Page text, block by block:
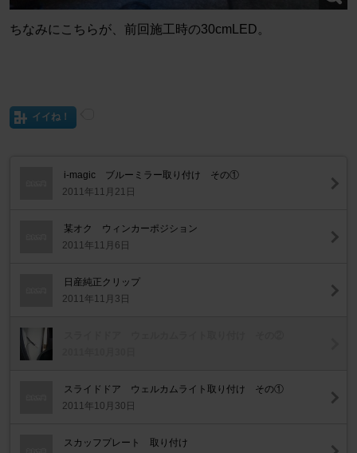
ちなみにこちらが、前回施工時の30cmLED。
イイね！
i-magic ブルーミラー取り付け その①
2011年11月21日
某オク ウィンカーポジション
2011年11月6日
日産純正クリップ
2011年11月3日
スライドドア ウェルカムライト取り付け その①
2011年10月30日
スカッフプレート 取り付け